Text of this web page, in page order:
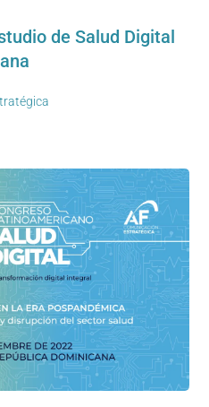
de Salud Digital